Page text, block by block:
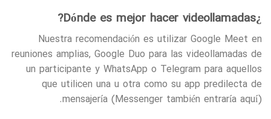
¿Dónde es mejor hacer videollamadas?
Nuestra recomendación es utilizar Google Meet en
reuniones amplias, Google Duo para las videollamadas de
un participante y WhatsApp o Telegram para aquellos
que utilicen una u otra como su app predilecta de
mensajería (Messenger también entraría aquí).